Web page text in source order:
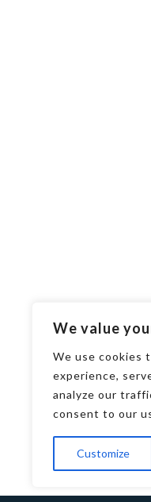
We value
We use cookies
experience,
analyze our
consent to our
Customize